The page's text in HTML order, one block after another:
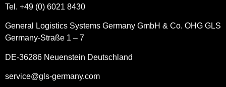
Tel. +49 (0) 6021 8430
General Logistics Systems Germany GmbH & Co. OHG GLS
Germany-Straße 1 – 7
DE-36286 Neuenstein Deutschland
service@gls-germany.com